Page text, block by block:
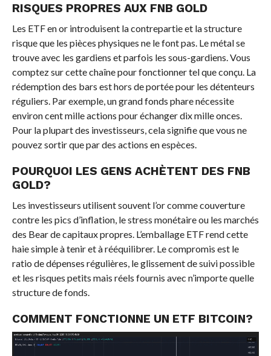
RISQUES PROPRES AUX FNB GOLD
Les ETF en or introduisent la contrepartie et la structure
risque que les pièces physiques ne le font pas. Le métal se
trouve avec les gardiens et parfois les sous-gardiens. Vous
comptez sur cette chaîne pour fonctionner tel que conçu. La
rédemption des bars est hors de portée pour les détenteurs
réguliers. Par exemple, un grand fonds phare nécessite
environ cent mille actions pour échanger dix mille onces.
Pour la plupart des investisseurs, cela signifie que vous ne
pouvez sortir que par des actions en espèces.
POURQUOI LES GENS ACHÈTENT DES FNB
GOLD?
Les investisseurs utilisent souvent l’or comme couverture
contre les pics d’inflation, le stress monétaire ou les marchés
des Bear de capitaux propres. L’emballage ETF rend cette
haie simple à tenir et à rééquilibrer. Le compromis est le
ratio de dépenses régulières, le glissement de suivi possible
et les risques petits mais réels fournis avec n’importe quelle
structure de fonds.
COMMENT FONCTIONNE UN ETF BITCOIN?